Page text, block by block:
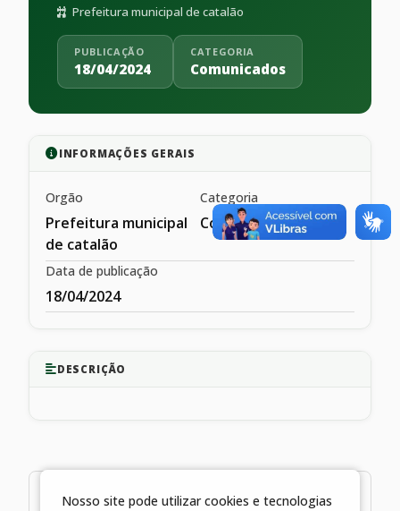
Prefeitura municipal de catalão
PUBLICAÇÃO
18/04/2024
CATEGORIA
Comunicados
INFORMAÇÕES GERAIS
Orgão
Prefeitura municipal
de catalão
Categoria
Comunicados
Data de publicação
18/04/2024
DESCRIÇÃO
3 arquivos
Nosso site pode utilizar cookies e tecnologias